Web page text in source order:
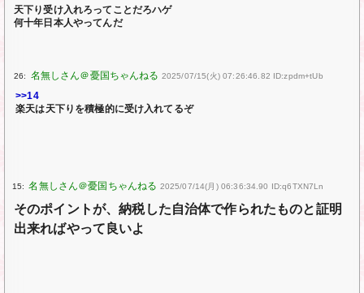
天下り受け入れろってことだろハゲ
何十年日本人やってんだ
26: 2025/07/15(火) 07:26:46.82 ID:zpdm+tUb
>>14
楽天は天下りを積極的に受け入れてるぞ
15: 2025/07/14(月) 06:36:34.90 ID:q6TXN7Ln
そのポイントが、納税した自治体で作られたものと証明
出来ればやって良いよ